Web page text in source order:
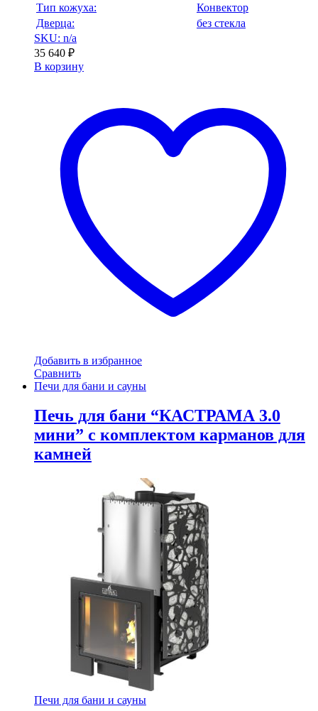
Тип кожуха:
Конвектор
Дверца:
без стекла
SKU: n/a
35 640 ₽
В корзину
Добавить в избранное
Сравнить
Печи для бани и сауны
Печь для бани “КАСТРАМА 3.0
мини” с комплектом карманов для
камней
Печи для бани и сауны